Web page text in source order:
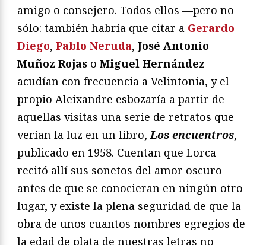
amigo o consejero. Todos ellos —pero no
sólo: también habría que citar a Gerardo
Diego, Pablo Neruda, José Antonio
Muñoz Rojas o Miguel Hernández—
acudían con frecuencia a Velintonia, y el
propio Aleixandre esbozaría a partir de
aquellas visitas una serie de retratos que
verían la luz en un libro, Los encuentros,
publicado en 1958. Cuentan que Lorca
recitó allí sus sonetos del amor oscuro
antes de que se conocieran en ningún otro
lugar, y existe la plena seguridad de que la
obra de unos cuantos nombres egregios de
la edad de plata de nuestras letras no